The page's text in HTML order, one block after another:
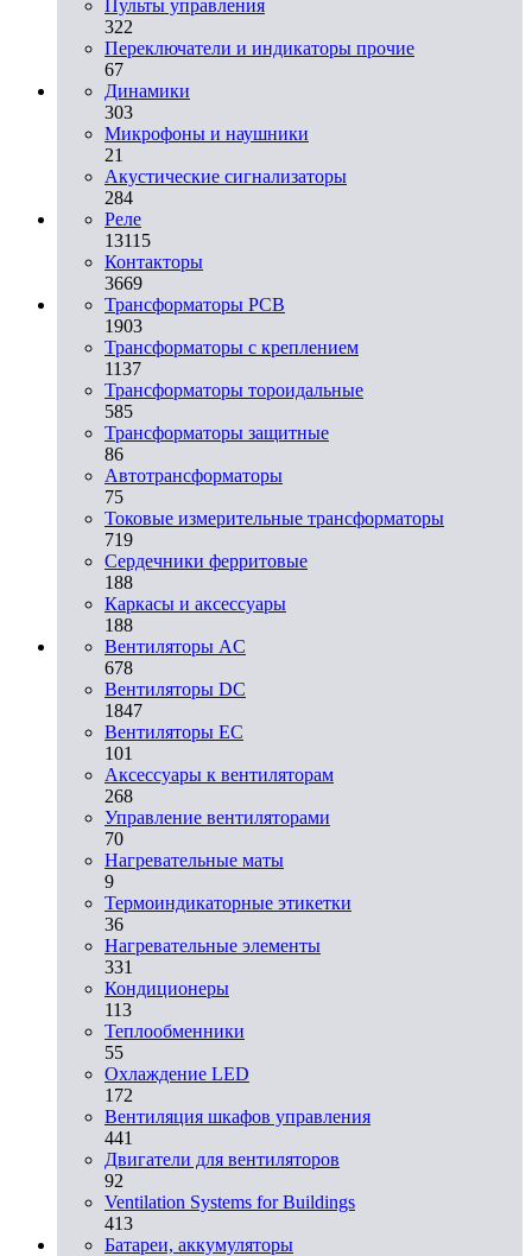
Пульты управления
322
Переключатели и индикаторы прочие
67
Динамики
303
Микрофоны и наушники
21
Акустические сигнализаторы
284
Реле
13115
Контакторы
3669
Трансформаторы PCB
1903
Трансформаторы с креплением
1137
Трансформаторы тороидальные
585
Трансформаторы защитные
86
Автотрансформаторы
75
Токовые измерительные трансформаторы
719
Сердечники ферритовые
188
Каркасы и аксессуары
188
Вентиляторы AC
678
Вентиляторы DC
1847
Вентиляторы EC
101
Аксессуары к вентиляторам
268
Управление вентиляторами
70
Нагревательные маты
9
Термоиндикаторные этикетки
36
Нагревательные элементы
331
Кондиционеры
113
Теплообменники
55
Охлаждение LED
172
Вентиляция шкафов управления
441
Двигатели для вентиляторов
92
Ventilation Systems for Buildings
413
Батареи, аккумуляторы